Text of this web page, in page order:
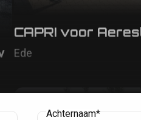
CAPRI voor
Achternaam*